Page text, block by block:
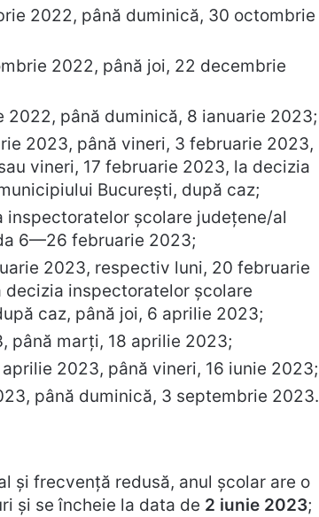
2022, până duminică, 30 octombrie
2022, până joi, 22 decembrie
2022, până duminică, 8 ianuarie 2023;
2023, până vineri, 3 februarie 2023,
vineri, 17 februarie 2023, la decizia
București, după caz;
inspectoratelor școlare județene/al
6—26 februarie 2023;
2023, respectiv luni, 20 februarie
inspectoratelor școlare
caz, până joi, 6 aprilie 2023;
până marți, 18 aprilie 2023;
2023, până vineri, 16 iunie 2023;
până duminică, 3 septembrie 2023.
și frecvență redusă, anul școlar are o
și se încheie la data de 2 iunie 2023;